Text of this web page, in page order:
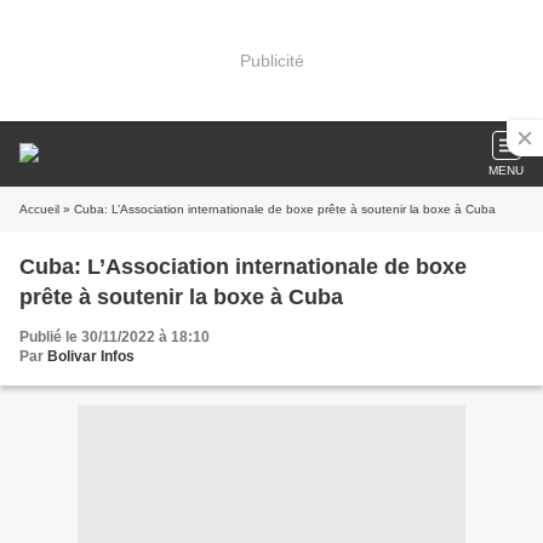
Publicité
MENU
Accueil » Cuba: L’Association internationale de boxe prête à soutenir la boxe à Cuba
Cuba: L’Association internationale de boxe
prête à soutenir la boxe à Cuba
Publié le 30/11/2022 à 18:10
Par Bolivar Infos